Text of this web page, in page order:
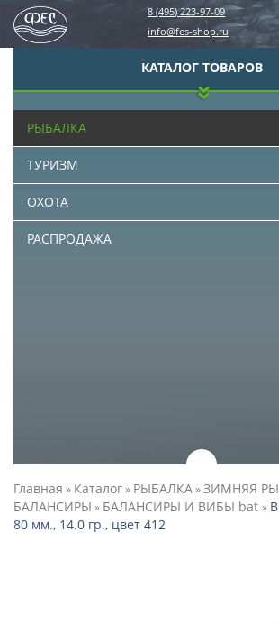
8 (495) 223-97-09
info@fes-shop.ru
КАТАЛОГ ТОВАРОВ
РЫБАЛКА
ТУРИЗМ
ОХОТА
РАСПРОДАЖА
Главная » Каталог» РЫБАЛКА»ЗИМНЯЯ
БАЛАНСИРЫ » БАЛАНСИРЫ И ВИБЫ bat »
80 мм., 14.0 гр., цвет 412